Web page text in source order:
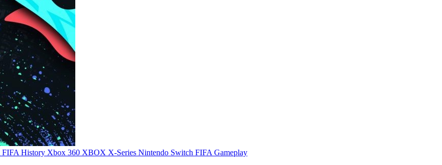
FIFA History Xbox 360 XBOX X-Series Nintendo Switch FIFA Gameplay